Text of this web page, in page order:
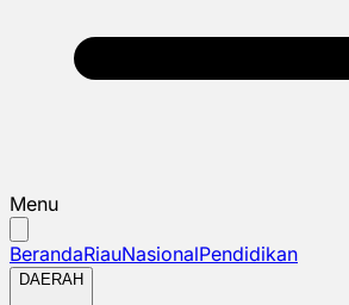
Menu
BerandaRiauNasionalPendidikan
DAERAH